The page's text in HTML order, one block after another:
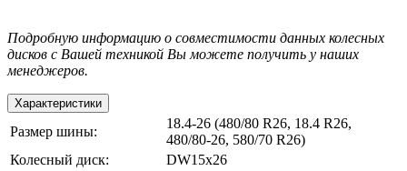
Подробную информацию о совместимости данных колесных
дисков с Вашей техникой Вы можете получить у наших
менеджеров.
Характеристики
Размер шины:
18.4-26 (480/80 R26, 18.4 R26,
480/80-26, 580/70 R26)
Колесный диск:
DW15x26